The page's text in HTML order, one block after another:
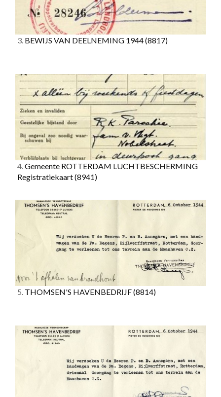
3. BEWIJS VAN DEELNEMING 1944(8817)
4.Gemeente ROTTERDAM LUCHTBESCHERMING
Registratiekaart(8941)
5. THOMSEN'S HAVENBEDRIJF(8814)